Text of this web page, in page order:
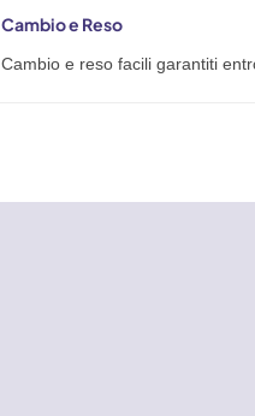
Cambio e Reso
Cambio e reso facili garantiti